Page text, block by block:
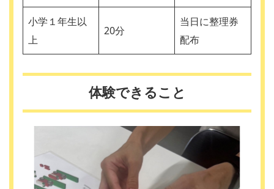
小学１年生以
上
20分
当日に整理券
配布
体験できること